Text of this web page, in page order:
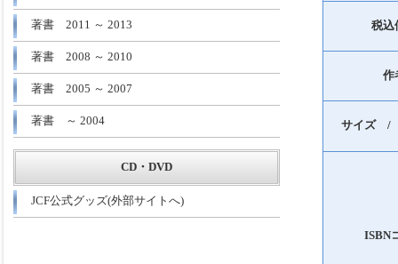
税込
作
サイズ /
ISBN
著書 2011 ～ 2013
著書 2008 ～ 2010
著書 2005 ～ 2007
著書 ～ 2004
CD・DVD
JCF公式グッズ(外部サイトへ)